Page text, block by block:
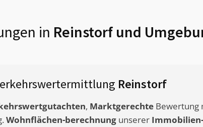
in Reinstorfund
Reinstorf
, Marktgerechte Bewertung
Wohnflächen-berechnung unserer Immobilien-